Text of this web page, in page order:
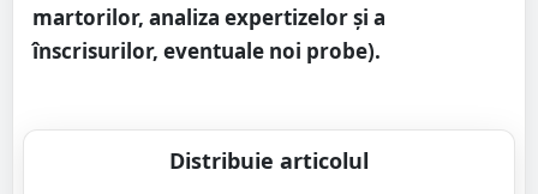
martorilor, analiza expertizelor și a
înscrisurilor, eventuale noi probe).
Distribuie articolul